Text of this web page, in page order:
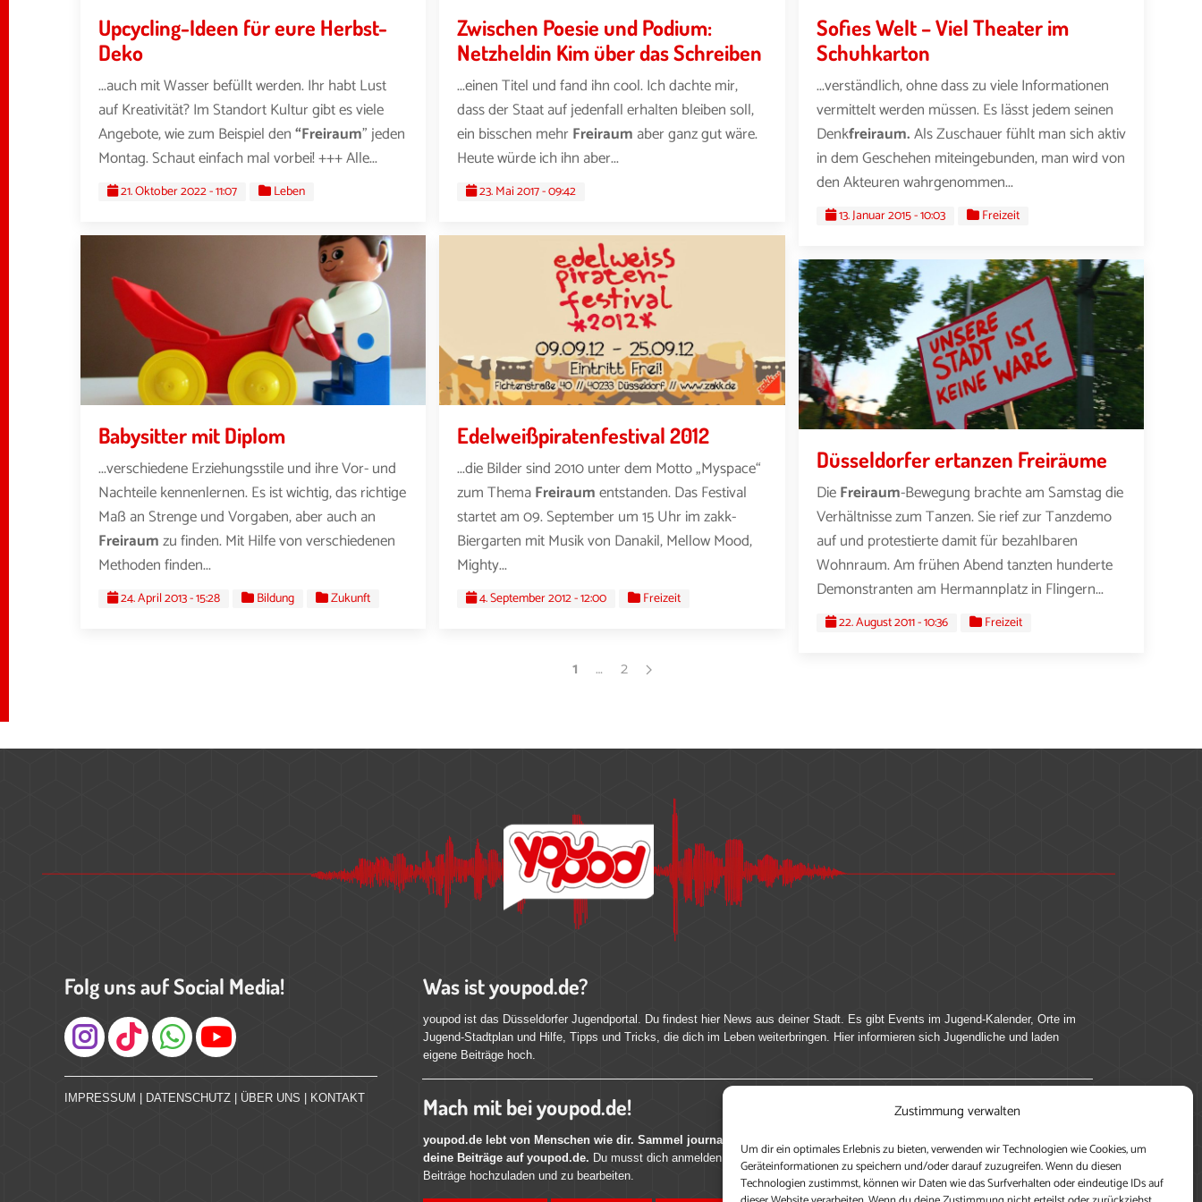
Zustimmung verwalten
Um dir ein optimales Erlebnis zu bieten, verwenden wir Technologien wie Cookies, um
Geräteinformationen zu speichern und/oder darauf zuzugreifen. Wenn du diesen
Technologien zustimmst, können wir Daten wie das Surfverhalten oder eindeutige IDs auf
Upcycling-Ideen für eure Herbst-
Deko
...auch mit Wasser befüllt werden. Ihr habt Lust
auf Kreativität? Im Standort Kultur gibt es viele
Angebote, wie zum Beispiel den“Freiraum” jeden
Montag. Schaut einfach mal vorbei! +++ Alle...
21. Oktober 2022 - 11:07 Leben
Zwischen Poesie und Podium:
Netzheldin Kim über das Schreiben
...einen Titel und fand ihn cool. Ich dachte mir,
dass der Staat auf jedenfall erhalten bleiben soll,
ein bisschen mehrFreiraum aber ganz gut wäre.
Heute würde ich ihn aber...
23. Mai 2017 - 09:42
Sofies Welt – Viel Theater im
Schuhkarton
...verständlich, ohne dass zu viele Informationen
vermittelt werden müssen. Es lässt jedem seinen
Denkfreiraum.Als Zuschauer fühlt man sich aktiv
in dem Geschehen miteingebunden, man wird von
den Akteuren wahrgenommen...
13. Januar 2015 - 10:03 Freizeit
Babysitter mit Diplom
...verschiedene Erziehungsstile und ihre Vor- und
Nachteile kennenlernen. Es ist wichtig, das richtige
Maß an Strenge und Vorgaben, aber auch an
Freiraumzu finden. Mit Hilfe von verschiedenen
Methoden finden...
24. April 2013 - 15:28 Bildung Zukunft
Edelweißpiratenfestival 2012
...die Bilder sind 2010 unter dem Motto „Myspace“
zum ThemaFreiraumentstanden. Das Festival
startet am 09. September um 15 Uhr im zakk-
Biergarten mit Musik von Danakil, Mellow Mood,
Mighty...
4. September 2012 - 12:00 Freizeit
Düsseldorfer ertanzen Freiräume
DieFreiraum-Bewegung brachte am Samstag die
Verhältnisse zum Tanzen. Sie rief zur Tanzdemo
auf und protestierte damit für bezahlbaren
Wohnraum. Am frühen Abend tanzten hunderte
Demonstranten am Hermannplatz in Flingern...
22. August 2011 - 10:36 Freizeit
1 … 2
Folg uns auf Social Media!
Instagram
IMPRESSUM | DATENSCHUTZ | ÜBER UNS | KONTAKT
Was ist youpod.de?
youpod ist das Düsseldorfer Jugendportal. Du findest hier News aus deiner Stadt. Es gibt Events im Jugend-Kalender, Orte im
Jugend-Stadtplan und Hilfe, Tipps und Tricks, die dich im Leben weiterbringen. Hier informieren sich Jugendliche und laden
eigene Beiträge hoch.
Mach mit bei youpod.de!
youpod.de lebt von Menschen wie dir. Sammel journalistische Erfahrung, teile deine Perspektive und veröffentliche
deine Beiträge auf youpod.de. Du musst dich anmelden, um alle Funktionen nutzen zu können, ein Profil anzulegen, eigene
Beiträge hochzuladen und zu bearbeiten.